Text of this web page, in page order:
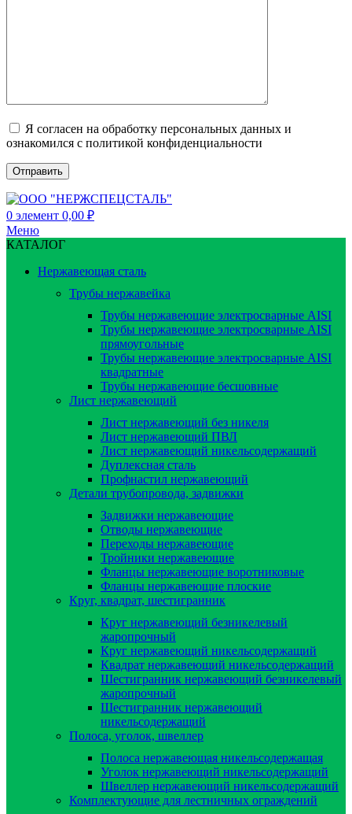
Я согласен на обработку персональных данных и
ознакомился с политикой конфиденциальности
0 элемент 0,00 ₽
Меню
КАТАЛОГ
Нержавеющая сталь
Трубы нержавейка
Трубы нержавеющие электросварные AISI
Трубы нержавеющие электросварные AISI
прямоугольные
Трубы нержавеющие электросварные AISI
квадратные
Трубы нержавеющие бесшовные
Лист нержавеющий
Лист нержавеющий без никеля
Лист нержавеющий ПВЛ
Лист нержавеющий никельсодержащий
Дуплексная сталь
Профнастил нержавеющий
Детали трубопровода, задвижки
Задвижки нержавеющие
Отводы нержавеющие
Переходы нержавеющие
Тройники нержавеющие
Фланцы нержавеющие воротниковые
Фланцы нержавеющие плоские
Круг, квадрат, шестигранник
Круг нержавеющий безникелевый
жаропрочный
Круг нержавеющий никельсодержащий
Квадрат нержавеющий никельсодержащий
Шестигранник нержавеющий безникелевый
жаропрочный
Шестигранник нержавеющий
никельсодержащий
Полоса, уголок, швеллер
Полоса нержавеющая никельсодержащая
Уголок нержавеющий никельсодержащий
Швеллер нержавеющий никельсодержащий
Комплектующие для лестничных ограждений